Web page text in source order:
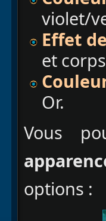
violet/
Effet
et
Or.
Vous
options :